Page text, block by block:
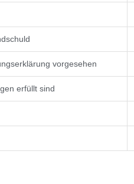
vorgesehen
erfüllt sind